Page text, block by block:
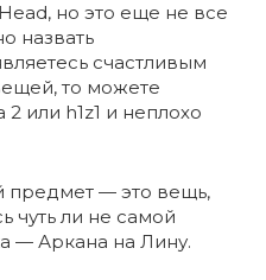
но это еще не все
назвать
счастливым
то можете
2 или h1z1 и неплохо
— это вещь,
чуть ли не самой
— Аркана на Лину.